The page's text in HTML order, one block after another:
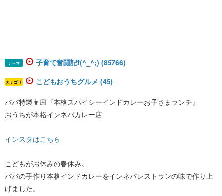
テーマ 子育て奮闘記f(^_^;) (85766)
カテゴリ こどもおうちグルメ (45)
パパ特製👨🏻『本格スパイシーインドカレーお子さまランチ』
おうちが本格インネパカレー店
インスタはこちら
こどもがお休みの春休み。
パパの手作り本格インドカレーをインネパレストランの味で作り上
げました。